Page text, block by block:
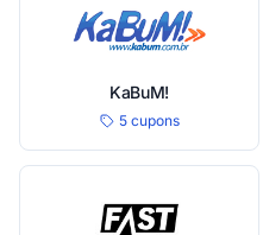
KaBuM!
5 cupons